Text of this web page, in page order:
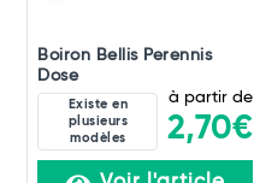
Boiron Bellis Perennis
Dose
Existe en
plusieurs
modèles
à partir de
2,70€